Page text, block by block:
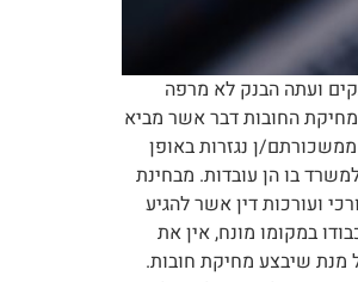
ועתה הבנק לא מרפה
החובות דבר אשר מביא
ן נגזרות באופן
בו הן עובדות. מבחינת
ועורכות דין אשר להגיע
במקומו מונח, אין את
מנת שיבצע מחיקת חובות.